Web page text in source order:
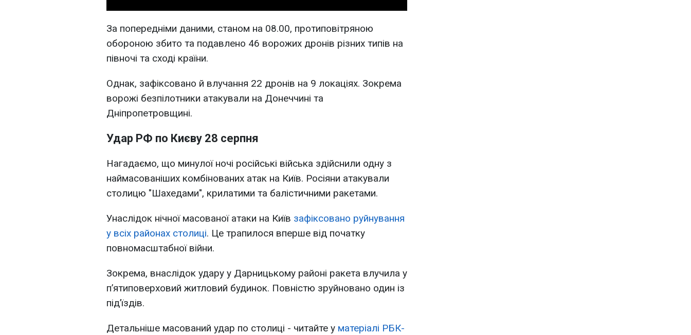
За попередніми даними, станом на 08.00, протиповітряною
обороною збито та подавлено 46 ворожих дронів різних типів на
півночі та сході країни.
Однак, зафіксовано й влучання 22 дронів на 9 локаціях. Зокрема
ворожі безпілотники атакували на Донеччині та
Дніпропетровщині.
Удар РФ по Києву 28 серпня
Нагадаємо, що минулої ночі російські війська здійснили одну з
наймасованіших комбінованих атак на Київ. Росіяни атакували
столицю "Шахедами", крилатими та балістичними ракетами.
Унаслідок нічної масованої атаки на Київ зафіксовано руйнування
у всіх районах столиці. Це трапилося вперше від початку
повномасштабної війни.
Зокрема, внаслідок удару у Дарницькому районі ракета влучила у
п’ятиповерховий житловий будинок. Повністю зруйновано один із
під’їздів.
Детальніше масований удар по столиці - читайте у матеріалі РБК-